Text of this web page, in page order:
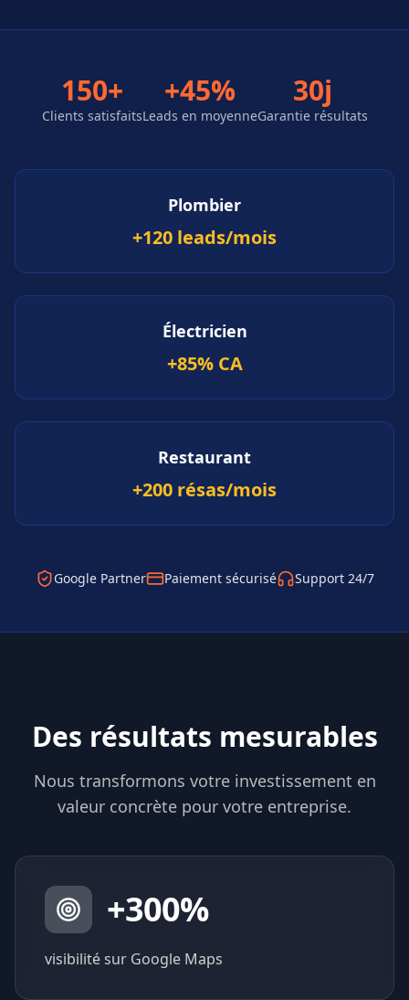
150+
Clients satisfaits
+45%
Leads en moyenne
30j
Garantie résultats
Plombier
+120 leads/mois
Électricien
+85% CA
Restaurant
+200 résas/mois
Google Partner Paiement sécurisé Support 24/7
Des résultats mesurables
Nous transformons votre investissement en
valeur concrète pour votre entreprise.
+300%
visibilité sur Google Maps